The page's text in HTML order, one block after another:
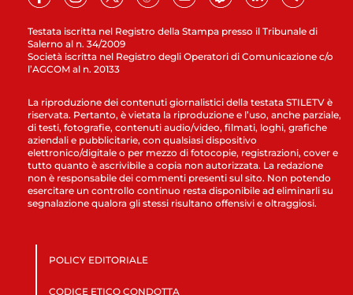
Testata iscritta nel Registro della Stampa presso il Tribunale di
Salerno al n. 34/2009
Società iscritta nel Registro degli Operatori di Comunicazione c/o
l’AGCOM al n. 20133
La riproduzione dei contenuti giornalistici della testata STILETV è
riservata. Pertanto, è vietata la riproduzione e l’uso, anche parziale,
di testi, fotografie, contenuti audio/video, filmati, loghi, grafiche
aziendali e pubblicitarie, con qualsiasi dispositivo
elettronico/digitale o per mezzo di fotocopie, registrazioni, cover e
tutto quanto è ascrivibile a copia non autorizzata. La redazione
non è responsabile dei commenti presenti sul sito. Non potendo
esercitare un controllo continuo resta disponibile ad eliminarli su
segnalazione qualora gli stessi risultano offensivi e oltraggiosi.
POLICY EDITORIALE
CODICE ETICO CONDOTTA